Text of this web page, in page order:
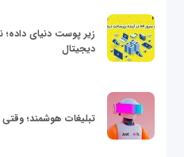
دیجیتال
تبلیغات هوشمند؛